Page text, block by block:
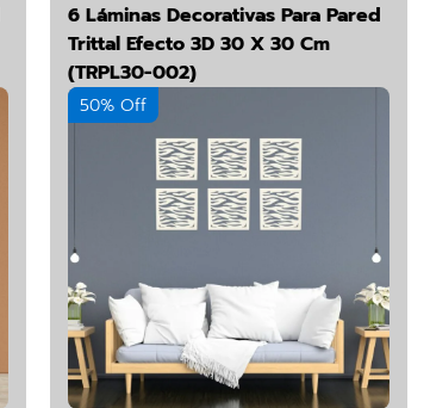
6 Láminas Decorativas Para Pared
Trittal Efecto 3D 30 X 30 Cm
(TRPL30-002)
50% Off